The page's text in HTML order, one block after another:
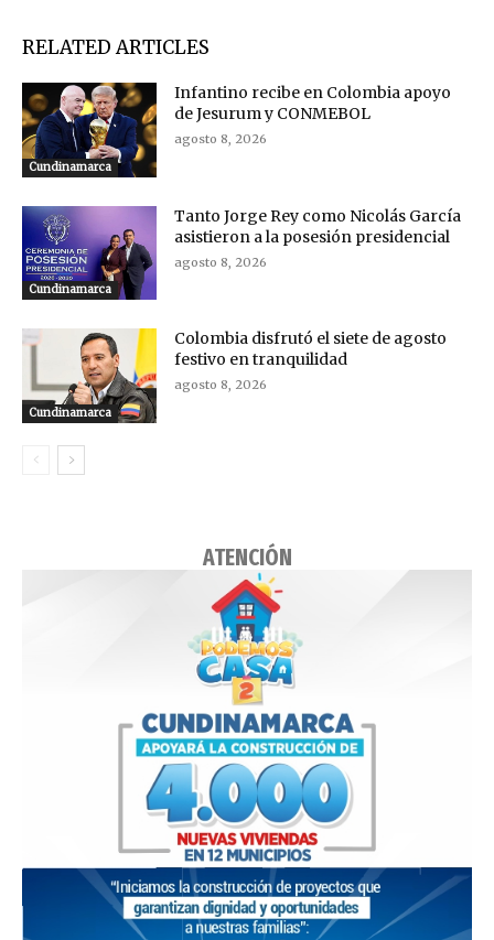
RELATED ARTICLES
Cundinamarca
Infantino recibe en Colombia apoyo
de Jesurum y CONMEBOL
agosto 8, 2026
Cundinamarca
Tanto Jorge Rey como Nicolás García
asistieron a la posesión presidencial
agosto 8, 2026
Cundinamarca
Colombia disfrutó el siete de agosto
festivo en tranquilidad
agosto 8, 2026
ATENCIÓN